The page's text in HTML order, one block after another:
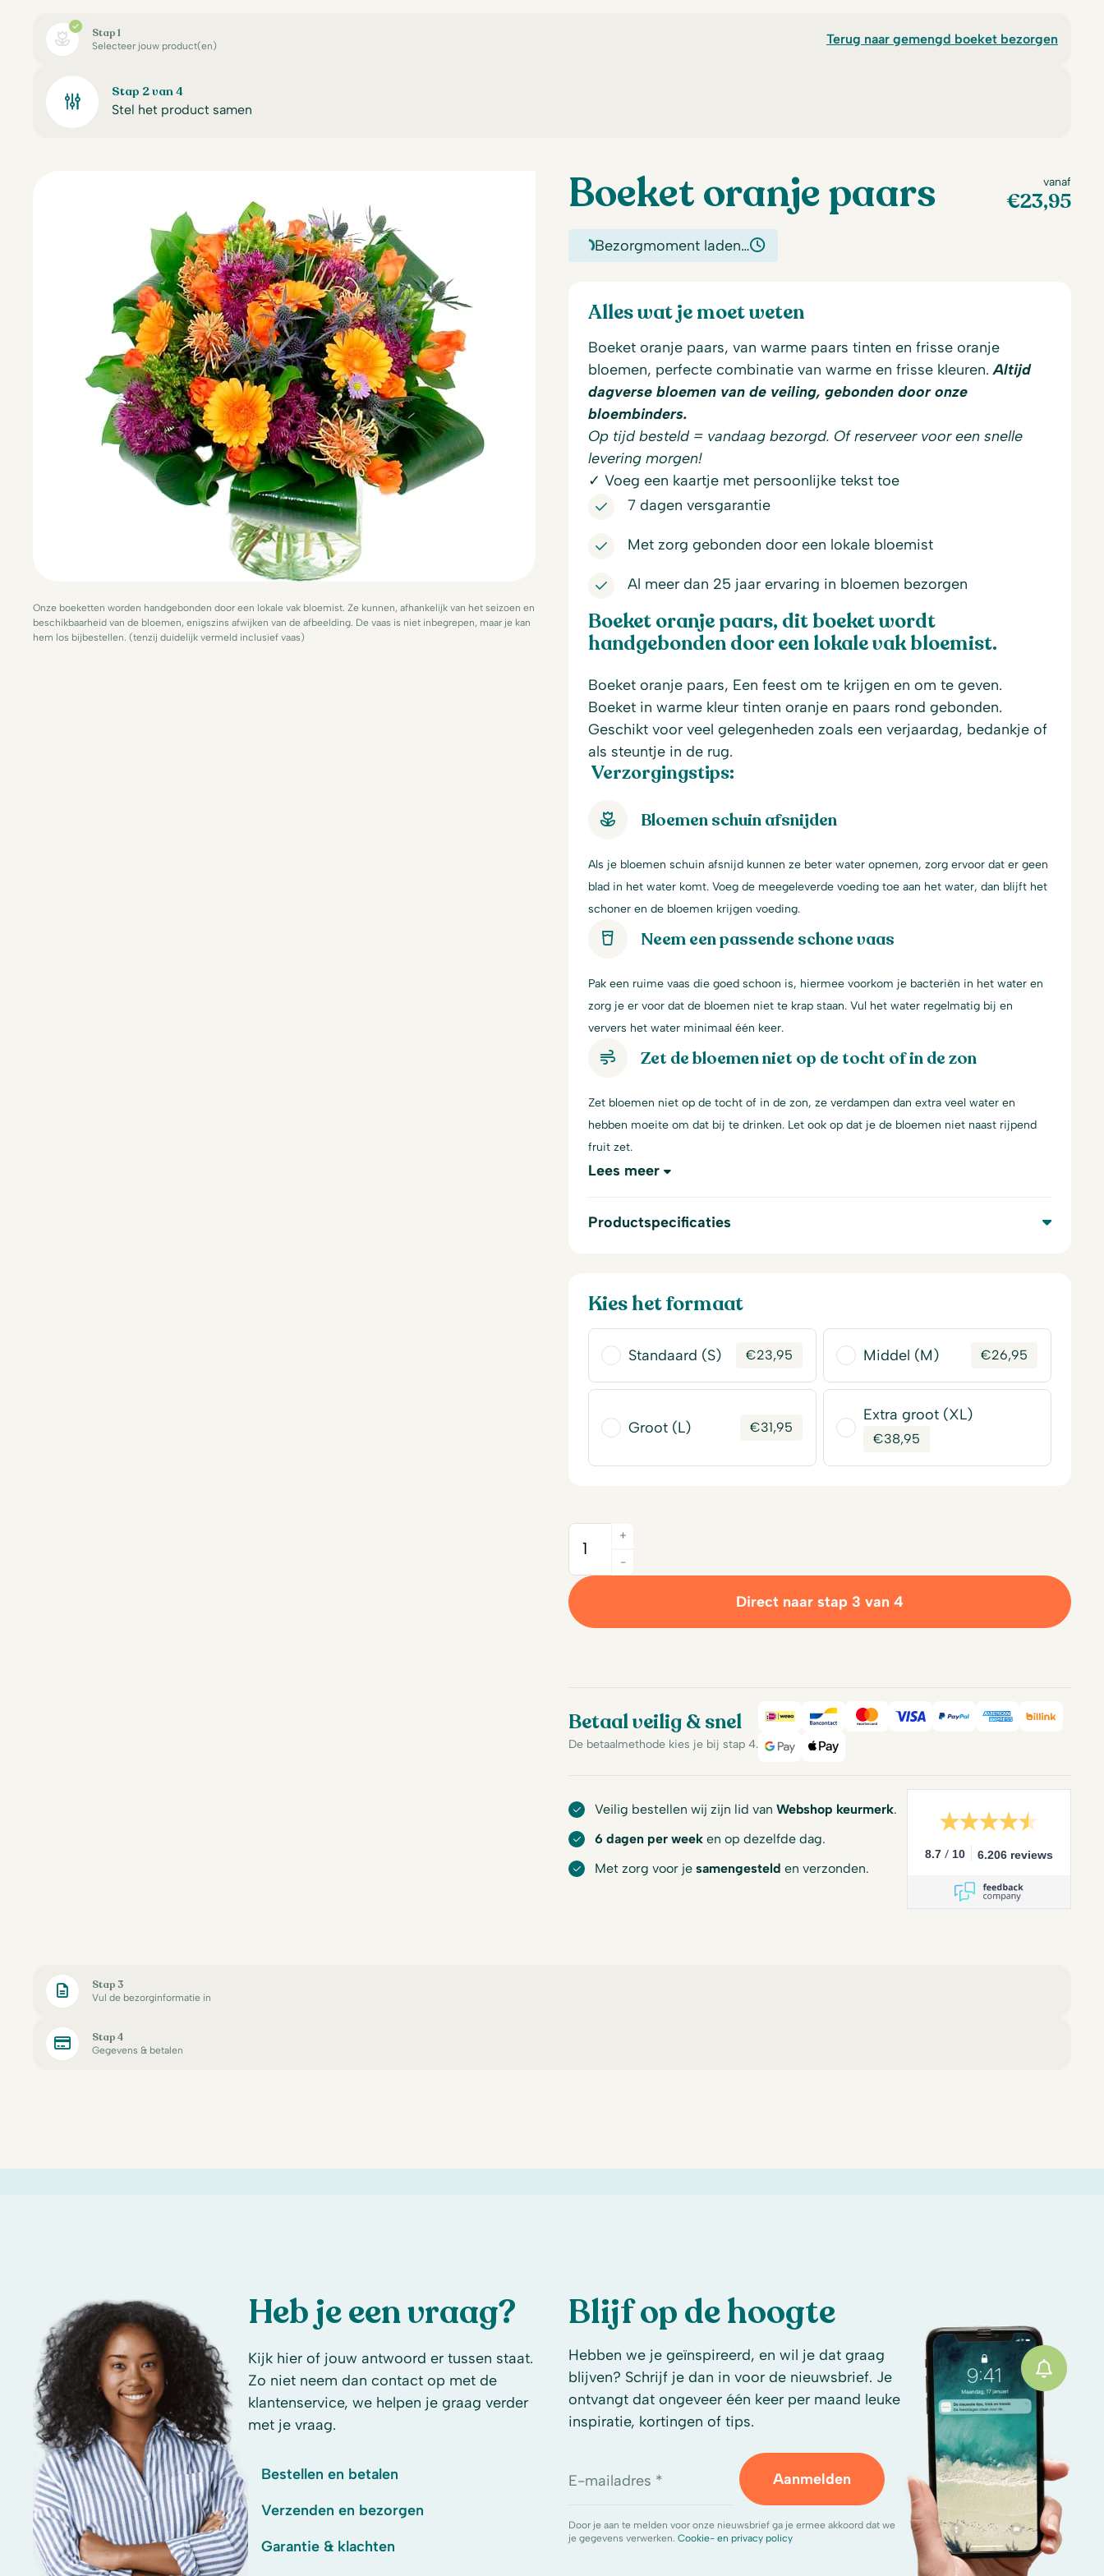
Stap 1
Selecteer jouw product(en) Terug naar gemengd boeket bezorgen
Stap 2 van 4
Stel het product samen
Onze boeketten worden handgebonden door een lokale vak bloemist. Ze kunnen, afhankelijk van het seizoen en
beschikbaarheid van de bloemen, enigszins afwijken van de afbeelding. De vaas is niet inbegrepen, maar je kan
hem los bijbestellen. (tenzij duidelijk vermeld inclusief vaas)
Boeket oranje paars vanaf
€23,95
Bezorgmoment laden…
Alles wat je moet weten
Boeket oranje paars, van warme paars tinten en frisse oranje
bloemen, perfecte combinatie van warme en frisse kleuren.Altijd
dagverse bloemen van de veiling, gebonden door onze
bloembinders.
Op tijd besteld = vandaag bezorgd. Of reserveer voor een snelle
levering morgen!
✓ Voeg een kaartje met persoonlijke tekst toe
7 dagen versgarantie
Met zorg gebonden door een lokale bloemist
Al meer dan 25 jaar ervaring in bloemen bezorgen
Boeket oranje paars, dit boeket wordt
handgebonden door een lokale vak bloemist.
Boeket oranje paars, Een feest om te krijgen en om te geven.
Boeket in warme kleur tinten oranje en paars rond gebonden.
Geschikt voor veel gelegenheden zoals een verjaardag, bedankje of
als steuntje in de rug.
Verzorgingstips:
Bloemen schuin afsnijden
Als je bloemen schuin afsnijd kunnen ze beter water opnemen, zorg ervoor dat er geen
blad in het water komt. Voeg de meegeleverde voeding toe aan het water, dan blijft het
schoner en de bloemen krijgen voeding.
Neem een passende schone vaas
Pak een ruime vaas die goed schoon is, hiermee voorkom je bacteriën in het water en
zorg je er voor dat de bloemen niet te krap staan. Vul het water regelmatig bij en
ververs het water minimaal één keer.
Zet de bloemen niet op de tocht of in de zon
Zet bloemen niet op de tocht of in de zon, ze verdampen dan extra veel water en
hebben moeite om dat bij te drinken. Let ook op dat je de bloemen niet naast rijpend
fruit zet.
Lees meer
Productspecificaties
Kies het formaat
Standaard (S) €23,95 Middel (M) €26,95
Groot (L) €31,95
Extra groot (XL)
€38,95
Quantity
-
+
Direct naar stap 3 van 4
Betaal veilig & snel
De betaalmethode kies je bij stap 4.
iDeal BancontactMastercard
Visa PayPalAmerican
Google PayApple Pay
Veilig bestellen wij zijn lid van Webshop keurmerk.
6 dagen per week en op dezelfde dag.
Met zorg voor je samengesteld en verzonden.
8.7 / 10 6.206 reviews
Stap 3
Vul de bezorginformatie in
Stap 4
Gegevens & betalen
Heb je een vraag?
Kijk hier of jouw antwoord er tussen staat.
Zo niet neem dan contact op met de
klantenservice, we helpen je graag verder
met je vraag.
Bestellen en betalen
Verzenden en bezorgen
Garantie & klachten
Blijf op de hoogte
Hebben we je geïnspireerd, en wil je dat graag
blijven? Schrijf je dan in voor de nieuwsbrief. Je
ontvangt dat ongeveer één keer per maand leuke
inspiratie, kortingen of tips.
E-mailadres * Aanmelden
Door je aan te melden voor onze nieuwsbrief ga je ermee akkoord dat we
je gegevens verwerken. Cookie- en privacy policy